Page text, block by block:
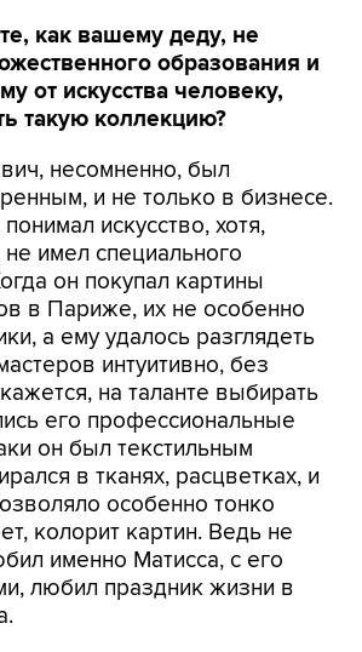
как вашему деду, не
образования и
от искусства человеку,
такую коллекцию?
несомненно, был
и не только в бизнесе.
искусство, хотя,
не имел специального
он покупал картины
в Париже, их не особенно
а ему удалось разглядеть
интуитивно, без
на таланте выбирать
его профессиональные
он был текстильным
в тканях, расцветках, и
особенно тонко
колорит картин. Ведь не
именно Матисса, с его
любил праздник жизни в